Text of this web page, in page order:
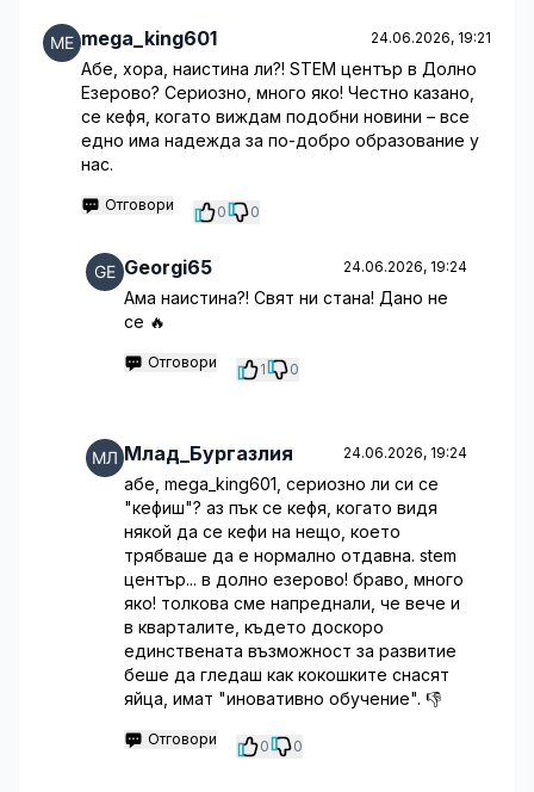
mega_king601 24.06.2026, 19:21
Абе, хора, наистина ли?! STEM център в Долно
Езерово? Сериозно, много яко! Честно казано,
се кефя, когато виждам подобни новини – все
едно има надежда за по-добро образование у
нас.
Отговори 0 0
Georgi65 24.06.2026, 19:24
Ама наистина?! Свят ни стана! Дано не
се 🔥
Отговори 1 0
Млад_Бургазлия 24.06.2026, 19:24
абе, mega_king601, сериозно ли си се
"кефиш"? аз пък се кефя, когато видя
някой да се кефи на нещо, което
трябваше да е нормално отдавна. stem
център... в долно езерово! браво, много
яко! толкова сме напреднали, че вече и
в кварталите, където доскоро
единствената възможност за развитие
беше да гледаш как кокошките снасят
яйца, имат "иновативно обучение". 👎
Отговори 0 0